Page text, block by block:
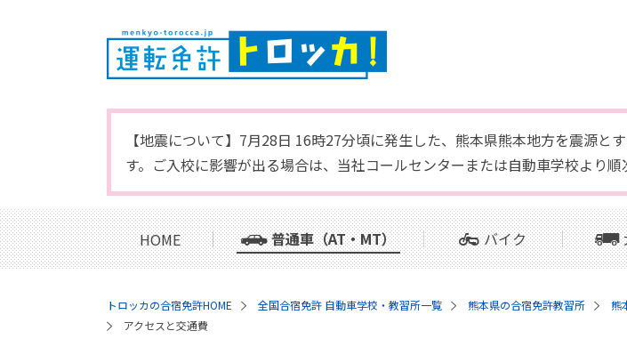
【地震について】7月28日 16時27分頃に発生した、熊本県熊本地方を震源
す。ご入校に影響が出る場合は、当社コールセンターまたは自動車学校より順
HOME 普通車（AT・MT） バイク
トロッカの合宿免許HOME 全国合宿免許 自動車学校・教習所一覧 熊本県の合宿免許教習所
熊
アクセスと交通費